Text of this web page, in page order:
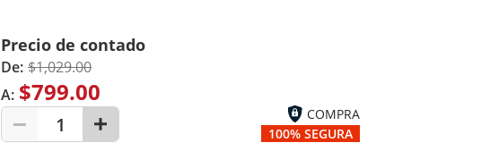
Precio de contado
De: $1,029.00
A: $799.00
1
COMPRA
100% SEGURA